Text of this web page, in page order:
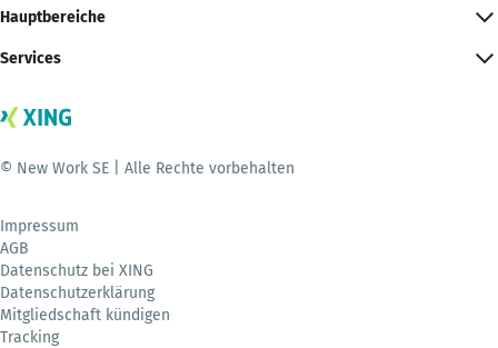
Hauptbereiche
Services
© New Work SE | Alle Rechte vorbehalten
Impressum
AGB
Datenschutz bei XING
Datenschutzerklärung
Mitgliedschaft kündigen
Tracking